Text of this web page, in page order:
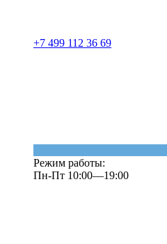
+7 499 112 36 69
Режим работы:
Пн-Пт 10:00—19:00